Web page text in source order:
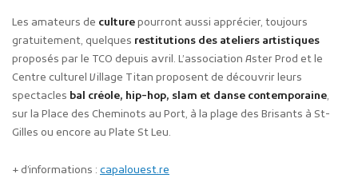
Les amateurs de culturepourront aussi apprécier, toujours
gratuitement, quelques restitutions des ateliers artistiques
proposés par le TCO depuis avril. L’association Aster Prod et le
Centre culturel Village Titan proposent de découvrir leurs
spectacles bal créole, hip-hop, slam et danse contemporaine,
sur la Place des Cheminots au Port, à la plage des Brisants à St-
Gilles ou encore au Plate St Leu.
+ d’informations : capalouest.re